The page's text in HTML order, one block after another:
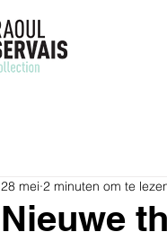
Nieuwe
28 mei 2 minuten om te